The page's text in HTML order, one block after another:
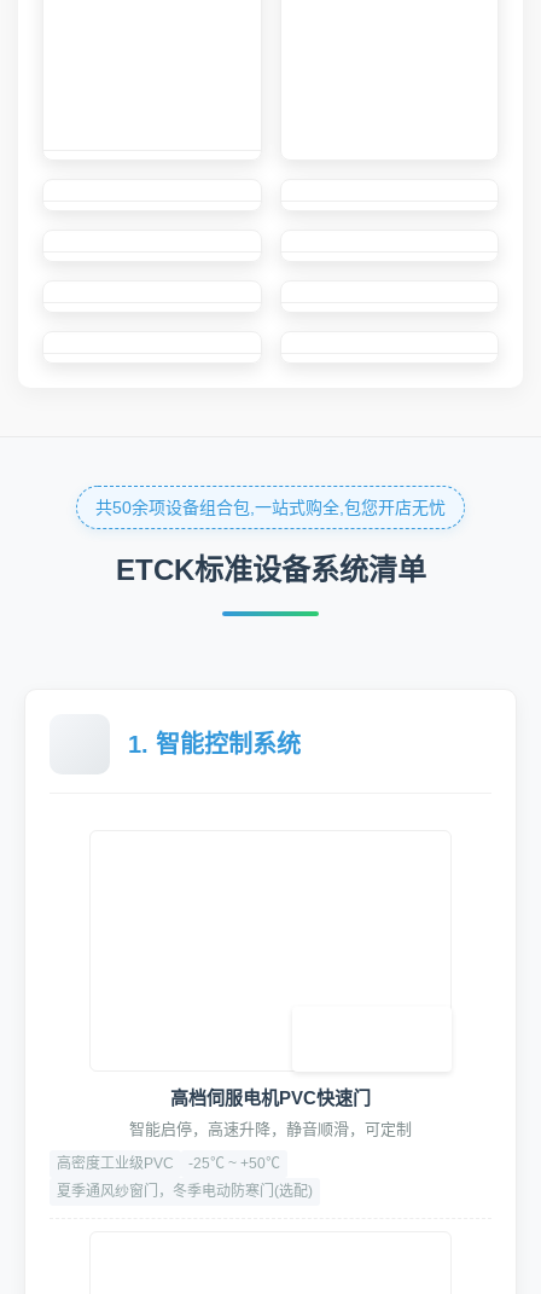
共50余项设备组合包,一站式购全,包您开店无忧
ETCK标准设备系统清单
1. 智能控制系统
高档伺服电机PVC快速门
智能启停，高速升降，静音顺滑，可定制
高密度工业级PVC
-25℃ ~ +50℃
夏季通风纱窗门，冬季电动防寒门(选配)